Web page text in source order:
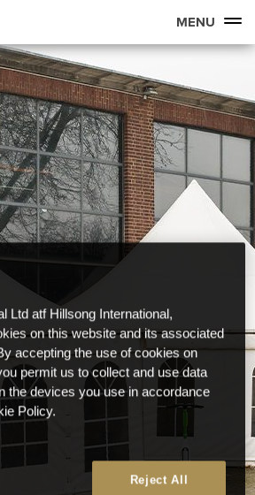
MENU
Ltd atf Hillsong International,
on this website and its associated
accepting the use of cookies on
permit us to collect and use data
the devices you use in accordance
Policy.
Reject All